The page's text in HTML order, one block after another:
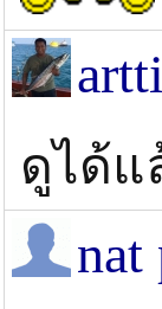
ดูได้แ
nat